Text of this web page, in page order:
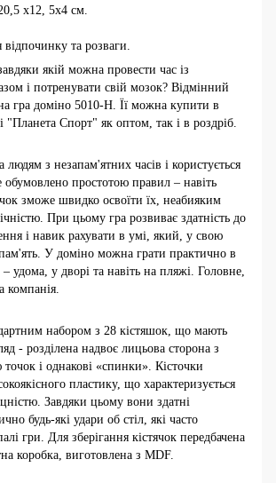
x12, 5x4 см.
та розваги.
якій можна провести час із
і потренувати свій мозок? Відмінний
гра доміно 5010-H. Її можна купити в
"Планета Спорт" як оптом, так і в роздріб.
людям з незапам'ятних часів і користується
простотою правил – навіть
зможе швидко освоїти їх, неабияким
При цьому гра розвиває здатність до
і навик рахувати в умі, який, у свою
У доміно можна грати практично в
удома, у дворі та навіть на пляжі. Головне,
компанія.
набором з 28 кістяшок, що мають
- розділена надвоє лицьова сторона з
точок і однакові «спинки». Кісточки
пластику, що характеризується
Завдяки цьому вони здатні
будь-які удари об стіл, які часто
гри. Для зберігання кістячок передбачена
коробка, виготовлена з MDF.